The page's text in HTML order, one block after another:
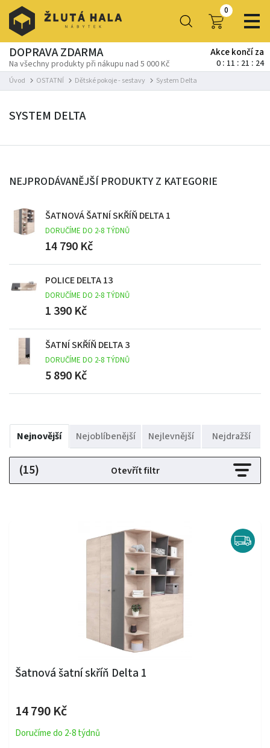
0
DOPRAVA ZDARMA
Na všechny produkty při nákupu nad 5 000 Kč
Akce končí za
0 11 21 23
Úvod OSTATNÍ Dětské pokoje - sestavy System Delta
SYSTEM DELTA
NEJPRODÁVANĚJŠÍ PRODUKTY Z KATEGORIE
ŠATNOVÁ ŠATNÍ SKŘÍŇ DELTA 1
DORUČÍME DO 2-8 TÝDNŮ
14 790 Kč
POLICE DELTA 13
DORUČÍME DO 2-8 TÝDNŮ
1 390 Kč
ŠATNÍ SKŘÍŇ DELTA 3
DORUČÍME DO 2-8 TÝDNŮ
5 890 Kč
Nejnovější Nejoblíbenější Nejlevnější Nejdražší
(15) Otevřít filtr
Šatnová šatní skříň Delta 1
14 790 Kč
Doručíme do 2-8 týdnů